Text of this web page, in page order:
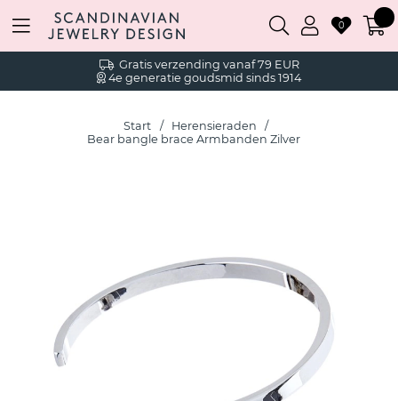
Gratis verzending vanaf 79 EUR
4e generatie goudsmid sinds 1914
0
Start
Herensieraden
Bear bangle brace Armbanden Zilver